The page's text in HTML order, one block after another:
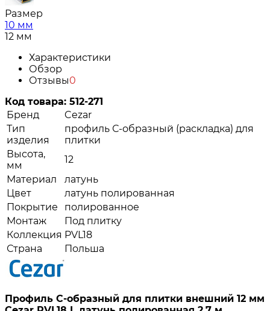
Размер
10 мм
12 мм
Характеристики
Обзор
Отзывы0
Код товара: 512-271
Бренд
Cezar
Тип
изделия
профиль С-образный (раскладка) для
плитки
Высота,
мм
12
Материал
латунь
Цвет
латунь полированная
Покрытие
полированное
Монтаж
Под плитку
Коллекция PVL18
Страна
Польша
Профиль С-образный для плитки внешний 12 мм